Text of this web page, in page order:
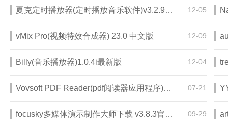
夏克定时播放器(定时播放音乐软件)v3.2.96 官方免费版 12-05
vMix Pro(视频特效合成器) 23.0 中文版 12-09
Billy(音乐播放器)1.0.4i最新版 12-04
Vovsoft PDF Reader(pdf阅读器应用程序)v1.7 电脑版 07-21
focusky多媒体演示制作大师下载 v3.8.3官方中文版 09-29